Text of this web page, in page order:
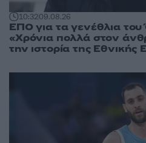
10:3209.08.26
ΕΠΟ για τα γενέθλια
«Χρόνια πολλά στον
την ιστορία της Εθνικής